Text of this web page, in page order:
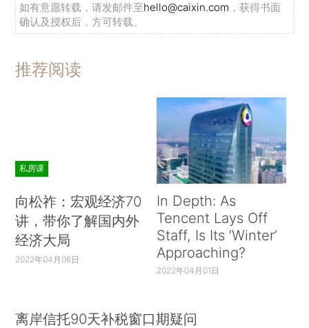
如有意愿转载，请发邮件至hello@caixin.com ，获得书面
确认及授权后，方可转载。
推荐阅读
私房课
向松祚：宏观经济70
讲，带你了解国内外
经济大局
2022年04月06日
In Depth: As
Tencent Lays Off
Staff, Is Its ‘Winter’
Approaching?
2022年04月01日
离岸信托90天补税窗口期疑问